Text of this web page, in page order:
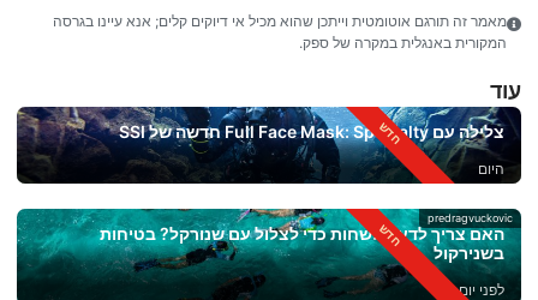
מאמר זה תורגם אוטומטית וייתכן שהוא מכיל אי דיוקים קלים; אנא עיינו בגרסה
המקורית באנגלית במקרה של ספק.
עוד
צלילה עם Full Face Mask: Specialty חדשה של SSI
היום
predragvuckovic
האם צריך לדעת לשחות כדי לצלול עם שנורקל? בטיחות
בשנירקול
לפני יום אחד